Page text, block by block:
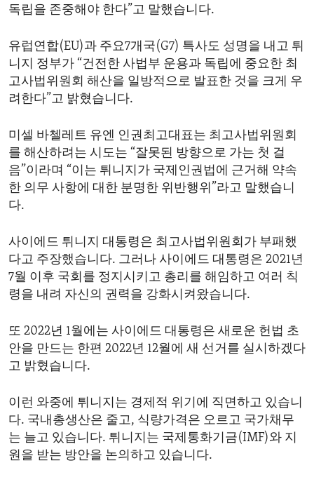
독립을 존중해야 한다”고 말했습니다.
유럽연합(EU)과 주요7개국(G7) 특사도 성명을 내고 튀
니지 정부가 “건전한 사법부 운용과 독립에 중요한 최
고사법위원회 해산을 일방적으로 발표한 것을 크게 우
려한다”고 밝혔습니다.
미셀 바첼레트 유엔 인권최고대표는 최고사법위원회
를 해산하려는 시도는 “잘못된 방향으로 가는 첫 걸
음”이라며 “이는 튀니지가 국제인권법에 근거해 약속
한 의무 사항에 대한 분명한 위반행위”라고 말했습니
다.
사이에드 튀니지 대통령은 최고사법위원회가 부패했
다고 주장했습니다. 그러나 사이에드 대통령은 2021년
7월 이후 국회를 정지시키고 총리를 해임하고 여러 칙
령을 내려 자신의 권력을 강화시켜왔습니다.
또 2022년 1월에는 사이에드 대통령은 새로운 헌법 초
안을 만드는 한편 2022년 12월에 새 선거를 실시하겠다
고 밝혔습니다.
이런 와중에 튀니지는 경제적 위기에 직면하고 있습니
다. 국내총생산은 줄고, 식량가격은 오르고 국가채무
는 늘고 있습니다. 튀니지는 국제통화기금(IMF)와 지
원을 받는 방안을 논의하고 있습니다.